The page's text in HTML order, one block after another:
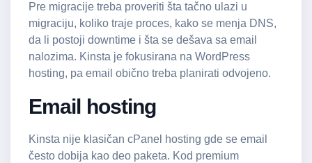
Pre migracije treba proveriti šta tačno ulazi u
migraciju, koliko traje proces, kako se menja DNS,
da li postoji downtime i šta se dešava sa email
nalozima. Kinsta je fokusirana na WordPress
hosting, pa email obično treba planirati odvojeno.
Email hosting
Kinsta nije klasičan cPanel hosting gde se email
često dobija kao deo paketa. Kod premium